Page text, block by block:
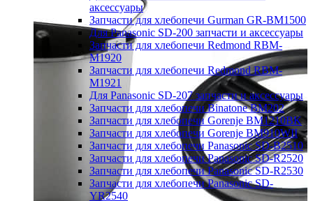
аксессуары
Запчасти для хлебопечи Gurman GR-BM1500
Для Panasonic SD-200 запчасти и аксессуары
Запчасти для хлебопечи Redmond RBM-
M1920
Запчасти для хлебопечи Redmond RBM-
M1921
Для Panasonic SD-207 запчасти и аксессуары
Запчасти для хлебопечи Binatone BM202
Запчасти для хлебопечи Gorenje BM1210BK
Запчасти для хлебопечи Gorenje BM910WII
Запчасти для хлебопечи Panasonic SD-B2510
Запчасти для хлебопечи Panasonic SD-R2520
Запчасти для хлебопечи Panasonic SD-R2530
Запчасти для хлебопечи Panasonic SD-
YR2540